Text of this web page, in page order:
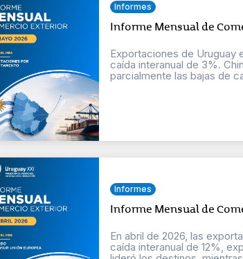
Informes
Informe Mensual de
Exportaciones de Uruguay
caída interanual de 3%.
parcialmente las bajas de
Informes
Informe Mensual de
En abril de 2026, las
caída interanual de 12%,